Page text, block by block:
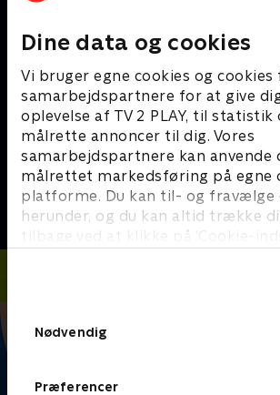
Dine data og cookies
Vi bruger egne cookies og cookies
samarbejdspartnere for at give
oplevelse af TV 2 PLAY, til statistik
målrette annoncer til dig. Vores
samarbejdspartnere kan anvende
målrettet markedsføring på egne
platforme. Du kan til- og fravælge
herunder, og du kan altid trække
tilbage ved at klikke på ’Cookie-
Nødvendig
Præferencer
Sport Fokus
Sport